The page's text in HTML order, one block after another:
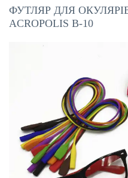
ФУТЛЯР ДЛЯ
ACROPOLIS В-10